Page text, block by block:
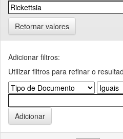
Retornar valores
Adicionar filtros:
Utilizar filtros para refinar o